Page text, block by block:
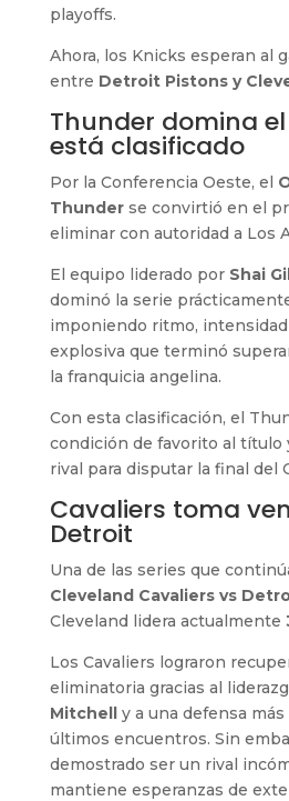
playoffs.
Ahora, los Knicks esperan al
entre Detroit Pistons y
Thunder domina
está clasificado
Por la Conferencia Oeste, el
Thunderse convirtió en el
eliminar con autoridad a Los
El equipo liderado por Shai
dominó la serie
imponiendo ritmo,
explosiva que terminó
la franquicia angelina.
Con esta clasificación, el
condición de favorito al título
rival para disputar la final del
Cavaliers toma
Detroit
Una de las series que
Cleveland Cavaliers vs
Cleveland lidera actualmente
Los Cavaliers lograron
eliminatoria gracias al
Mitchelly a una defensa más
últimos encuentros. Sin
demostrado ser un rival
mantiene esperanzas de